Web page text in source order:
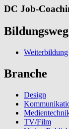
DC Job-
Bildungsweg
Weiterbildung
Branche
Design
TV/Film